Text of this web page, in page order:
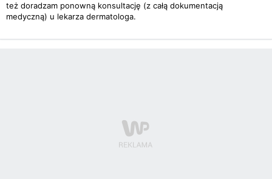
też doradzam ponowną konsultację (z całą dokumentacją
medyczną) u lekarza dermatologa.